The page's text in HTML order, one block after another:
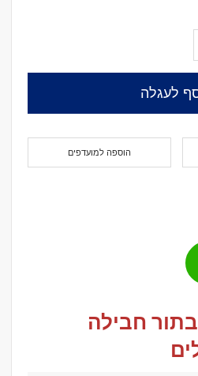
לעגלה
הוספה למועדפים
חבילה